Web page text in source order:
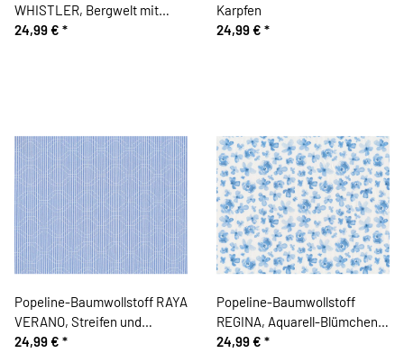
WHISTLER, Bergwelt mit
Herzen
24,99 € *
Karpfen
24,99 € *
Popeline-Baumwollstoff RAYA
VERANO, Streifen und
Zickzack, blau
24,99 € *
Popeline-Baumwollstoff
REGINA, Aquarell-Blümchen,
blau
24,99 € *